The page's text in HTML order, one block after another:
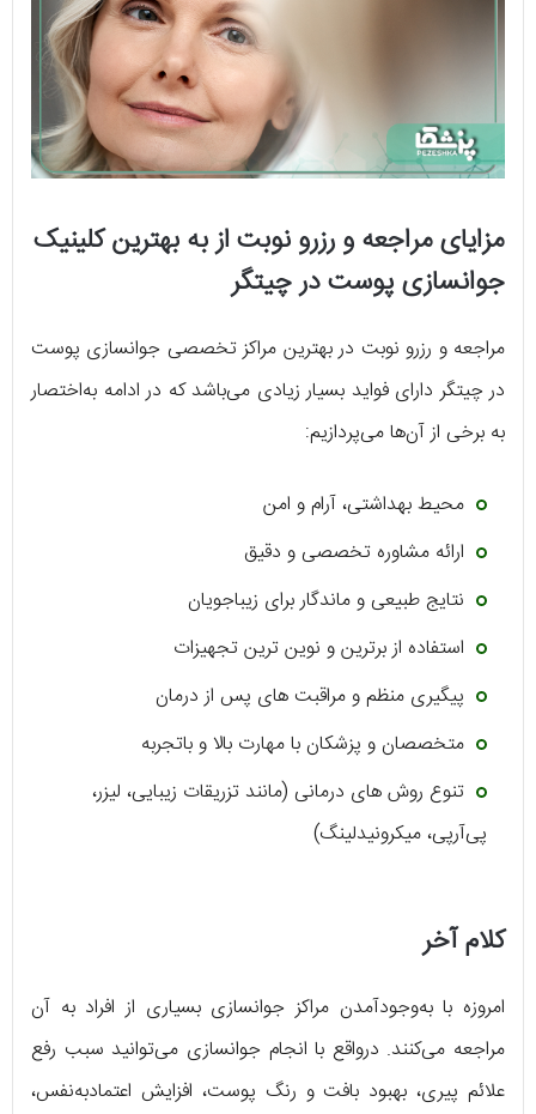
مزایای مراجعه و رزرو نوبت از به بهترین کلینیک
جوانسازی پوست در چیتگر
مراجعه و رزرو نوبت در بهترین مراکز تخصصی جوانسازی پوست
در چیتگر دارای فواید بسیار زیادی می‌باشد که در ادامه به‌اختصار
به برخی از آن‌ها می‌پردازیم:
محیط بهداشتی، آرام و امن
ارائه مشاوره تخصصی و دقیق
نتایج طبیعی و ماندگار برای زیباجویان
استفاده از برترین و نوین ترین تجهیزات
پیگیری منظم و مراقبت های پس از درمان
متخصصان و پزشکان با مهارت بالا و باتجربه
تنوع روش های درمانی (مانند تزریقات زیبایی، لیزر،
پی‌آرپی، میکرونیدلینگ)
کلام آخر
امروزه با به‌وجودآمدن مراکز جوانسازی بسیاری از افراد به آن
مراجعه می‌کنند. درواقع با انجام جوانسازی می‌توانید سبب رفع
علائم پیری، بهبود بافت و رنگ پوست، افزایش اعتمادبه‌نفس،